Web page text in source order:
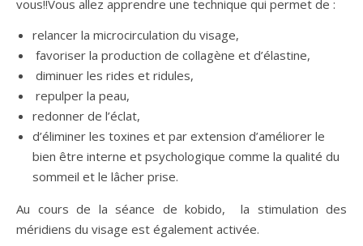
vous!!Vous allez apprendre une technique qui permet de :
relancer la microcirculation du visage,
favoriser la production de collagène et d’élastine,
diminuer les rides et ridules,
repulper la peau,
redonner de l’éclat,
d’éliminer les toxines et par extension d’améliorer le
bien être interne et psychologique comme la qualité du
sommeil et le lâcher prise.
Au cours de la séance de kobido, la stimulation des
méridiens du visage est également activée.